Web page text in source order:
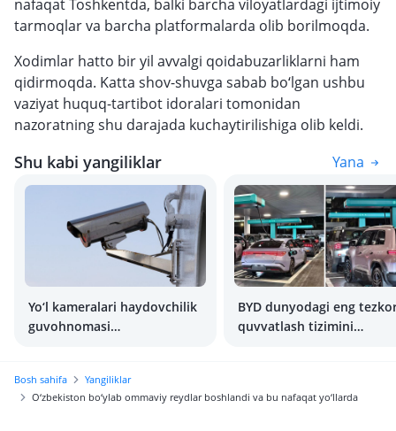
nafaqat Toshkentda, balki barcha viloyatlardagi ijtimoiy
tarmoqlar va barcha platformalarda olib borilmoqda.
Xodimlar hatto bir yil avvalgi qoidabuzarliklarni ham
qidirmoqda. Katta shov-shuvga sabab bo‘lgan ushbu
vaziyat huquq-tartibot idoralari tomonidan
nazoratning shu darajada kuchaytirilishiga olib keldi.
Shu kabi yangiliklar Yana
Yo‘l kameralari haydovchilik
guvohnomasi
BYD dunyodagi eng
quvvatlash tizimini
Bosh sahifa
Yangiliklar
O‘zbekiston bo‘ylab ommaviy reydlar boshlandi va bu nafaqat yo‘llarda